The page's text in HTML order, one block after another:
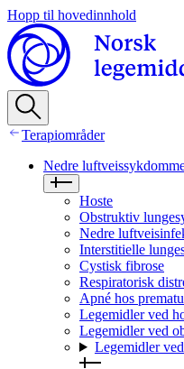
Hopp til hovedinnhold
Terapiområder
Nedre
Hoste
Obstruktiv
Nedre
Interstitielle
Cystisk fibrose
Respiratorisk
Apné hos
Legemidler ved
Legemidler ved
Legemidler